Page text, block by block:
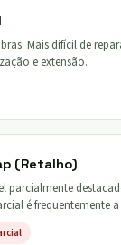
Mais difícil de
e extensão.
(Retalho)
parcialmente
é frequentemente